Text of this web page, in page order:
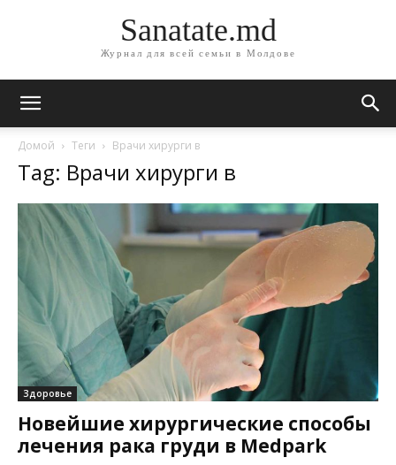
Sanatate.md
Журнал для всей семьи в Молдове
Домой Теги Врачи хирурги в
Tag: Врачи хирурги в
Здоровье
Новейшие хирургические способы
лечения рака груди в Medpark